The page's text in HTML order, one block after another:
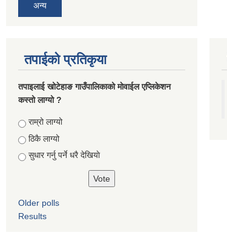
अन्य
तपाईको प्रतिकृया
तपाइलाई खोटेहाङ गाउँपालिकाको माेवाईल एप्लिकेशन
कस्तो लाग्यो ?
Choices
राम्रो लाग्यो
ठिकै लाग्यो
सुधार गर्नु पर्ने धरै देखियाे
Older polls
Results